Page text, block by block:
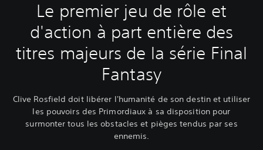
Le premier jeu de rôle et
d'action à part entière des
titres majeurs de la série Final
Fantasy
Clive Rosfield doit libérer l'humanité de son destin et utiliser
les pouvoirs des Primordiaux à sa disposition pour
surmonter tous les obstacles et pièges tendus par ses
ennemis.